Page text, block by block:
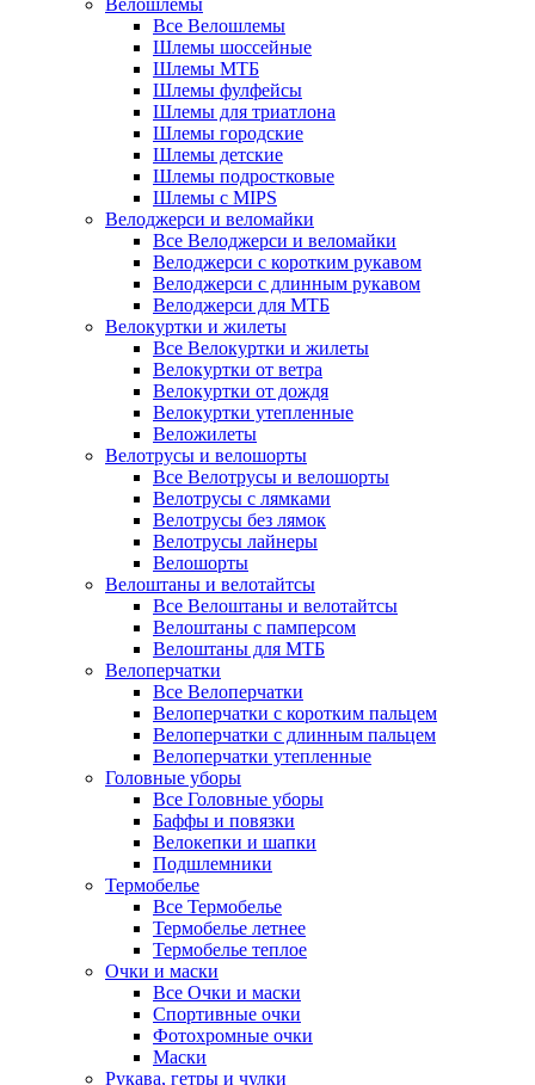
Велошлемы
Все Велошлемы
Шлемы шоссейные
Шлемы МТБ
Шлемы фулфейсы
Шлемы для триатлона
Шлемы городские
Шлемы детские
Шлемы подростковые
Шлемы с MIPS
Велоджерси и веломайки
Все Велоджерси и веломайки
Велоджерси с коротким рукавом
Велоджерси с длинным рукавом
Велоджерси для МТБ
Велокуртки и жилеты
Все Велокуртки и жилеты
Велокуртки от ветра
Велокуртки от дождя
Велокуртки утепленные
Веложилеты
Велотрусы и велошорты
Все Велотрусы и велошорты
Велотрусы с лямками
Велотрусы без лямок
Велотрусы лайнеры
Велошорты
Велоштаны и велотайтсы
Все Велоштаны и велотайтсы
Велоштаны с памперсом
Велоштаны для МТБ
Велоперчатки
Все Велоперчатки
Велоперчатки с коротким пальцем
Велоперчатки с длинным пальцем
Велоперчатки утепленные
Головные уборы
Все Головные уборы
Баффы и повязки
Велокепки и шапки
Подшлемники
Термобелье
Все Термобелье
Термобелье летнее
Термобелье теплое
Очки и маски
Все Очки и маски
Спортивные очки
Фотохромные очки
Маски
Рукава, гетры и чулки